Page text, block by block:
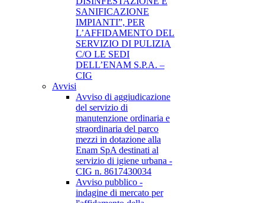
SANIFICAZIONE
IMPIANTI”, PER
L’AFFIDAMENTO DEL
SERVIZIO DI PULIZIA
C/O LE SEDI
DELL’ENAM S.P.A. –
CIG
Avvisi
Avviso di aggiudicazione
del servizio di
manutenzione ordinaria e
straordinaria del parco
mezzi in dotazione alla
Enam SpA destinati al
servizio di igiene urbana -
CIG n. 8617430034
Avviso pubblico -
indagine di mercato per